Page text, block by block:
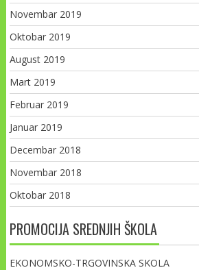
Novembar 2019
Oktobar 2019
August 2019
Mart 2019
Februar 2019
Januar 2019
Decembar 2018
Novembar 2018
Oktobar 2018
PROMOCIJA SREDNJIH ŠKOLA
EKONOMSKO-TRGOVINSKA SKOLA